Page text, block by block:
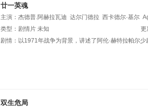
廿一英魂
主演： 杰德普.阿赫拉瓦迪 达尔门德拉 西卡德尔·基尔
类型： 剧情片 未知
更
剧情： 以1971年战争为背景，讲述了阿伦·赫特拉帕尔少
双生危局